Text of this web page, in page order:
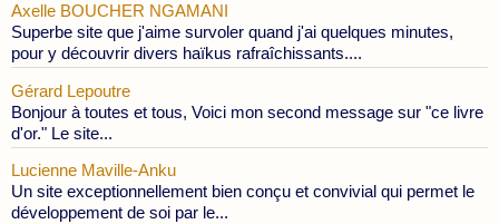
Axelle BOUCHER NGAMANI
Superbe site que j'aime survoler quand j'ai quelques minutes,
pour y découvrir divers haïkus rafraîchissants....
Gérard Lepoutre
Bonjour à toutes et tous, Voici mon second message sur "ce livre
d'or." Le site...
Lucienne Maville-Anku
Un site exceptionnellement bien conçu et convivial qui permet le
développement de soi par le...